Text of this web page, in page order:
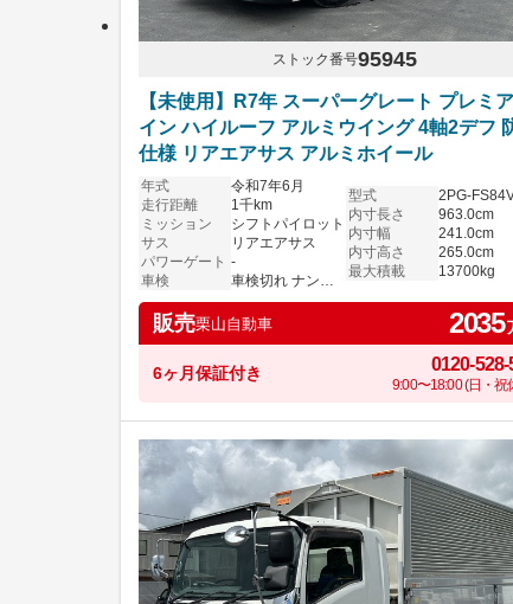
ストック番号95945
【未使用】R7年 スーパーグレート プレミ
イン ハイルーフ アルミウイング 4軸2デフ
仕様 リアエアサス アルミホイール
年式
令和7年6月
走行距離
1千km
ミッション
シフトパイロット
サス
リアエアサス
パワーゲート -
車検
車検切れ ナンバー付き
型式
2PG-
内寸長さ
963.0cm
内寸幅
241.0cm
内寸高さ
265.0cm
最大積載
13700kg
販売栗山自動車 2035
6ヶ月保証付き 0120-528-
9:00〜18:00 (日・祝